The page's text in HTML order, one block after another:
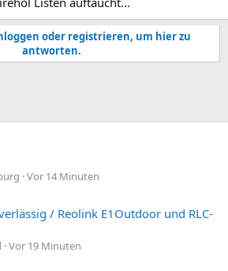
oder registrieren, um hier zu
antworten.
Vor 14 Minuten
/ Reolink E1Outdoor und RLC-
Vor 19 Minuten